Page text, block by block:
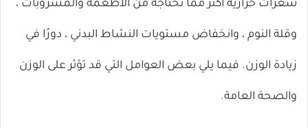
سعرات حرارية أكثر مما تحتاجه من الأطعمة والمشروبات ،
وقلة النوم ، وانخفاض مستويات النشاط البدني ، دورًا في
زيادة الوزن. فيما يلي بعض العوامل التي قد تؤثر على الوزن
والصحة العامة.